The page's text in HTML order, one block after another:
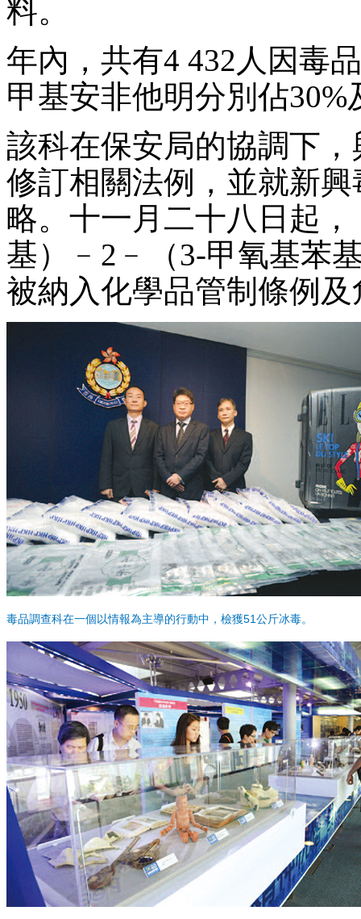
料。
年內，共有4 432人因毒
甲基安非他明分別佔30%
該科在保安局的協調下
修訂相關法例，並就新
略。十一月二十八日起
基）﹣2﹣（3-甲氧基苯
被納入化學品管制條例
毒品調查科在一個以情報為主導的行動中，檢獲51公斤冰毒。